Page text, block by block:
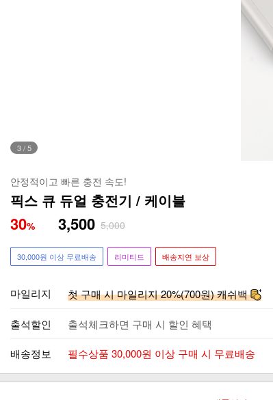
4/5
안정적이고 빠른 충전 속도!
픽스 큐 듀얼 충전기 / 케이블
30% 3,500 5,000
30,000원 이상 무료배송 리미티드 배송지연 보상
마일리지 첫 구매 시 마일리지 20%(700원) 캐쉬백
출석할인 출석체크하면 구매 시 할인 혜택
배송정보 필수상품 30,000원 이상 구매 시 무료배송